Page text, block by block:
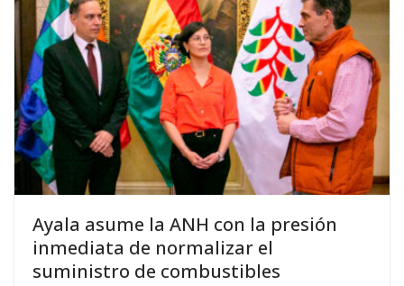
Ayala asume la ANH con la presión
inmediata de normalizar el
suministro de combustibles